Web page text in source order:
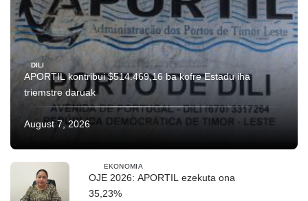
DILI
APORTIL kontribui $514.469,16 ba kofre Estadu iha
triemstre daruak
August 7, 2026
EKONOMIA
OJE 2026: APORTIL ezekuta ona
35,23%